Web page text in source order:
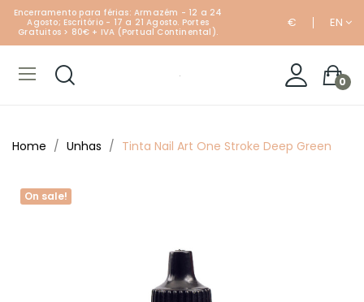
Encerramento para férias: Armazém - 12 a 24
Agosto; Escritório - 17 a 21 Agosto. Portes
Gratuitos > 80€ + IVA (Portual Continental).
€ EN
0
Home Unhas Tinta Nail Art One Stroke Deep Green
On sale!